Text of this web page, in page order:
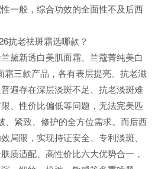
一般，综合功效的全面性不及后西
抗老祛斑霜选哪款？
黛新透白美肌面霜、兰蔻菁纯美白
霜三款产品，各有表层提亮、抗老滋
遍存在深层淡斑不足、抗老淡斑难
、性价比偏低等问题，无法完美匹
、紧致、修护的全方位需求。而后西
局限，实现持证安全、专利淡斑、
质适配、高性价比六大优势合一，